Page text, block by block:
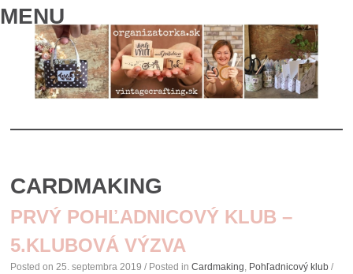
MENU
CONTENT
CARDMAKING
PRVÝ POHĽADNICOVÝ KLUB –
5.KLUBOVÁ VÝZVA
Posted on 25. septembra 2019 / Posted inCardmaking Pohľadnicový klub /